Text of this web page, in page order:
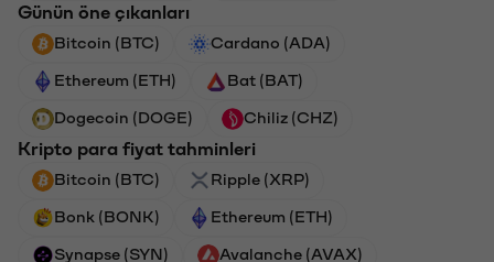
Günün öne çıkanları
Bitcoin (BTC) Cardano (ADA)
Ethereum (ETH) Bat (BAT)
Dogecoin (DOGE) Chiliz (CHZ)
Kripto para fiyat tahminleri
Bitcoin (BTC) Ripple (XRP)
Bonk (BONK) Ethereum (ETH)
Synapse (SYN) Avalanche (AVAX)